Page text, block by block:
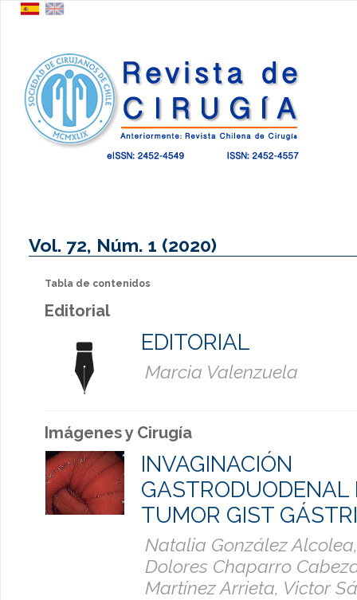
Vol. 72, Núm. 1 (2020)
Tabla de contenidos
Editorial
EDITORIAL
Marcia Valenzuela
Imágenes y Cirugía
INVAGINACIÓN
GASTRODUODENAL
TUMOR GIST
Natalia González
Dolores Chaparro
Martínez Arrieta, Victor